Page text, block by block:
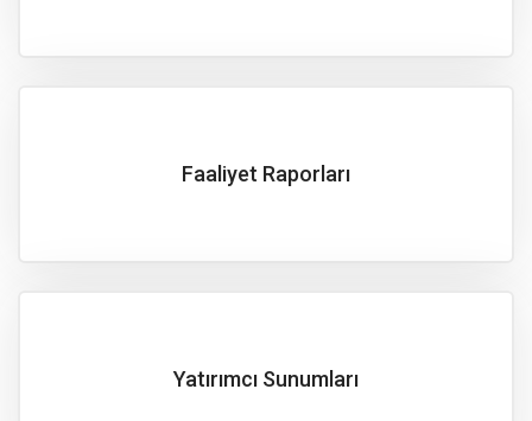
Faaliyet Raporları
Yatırımcı Sunumları